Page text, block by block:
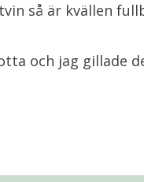
så är kvällen
och jag gillade